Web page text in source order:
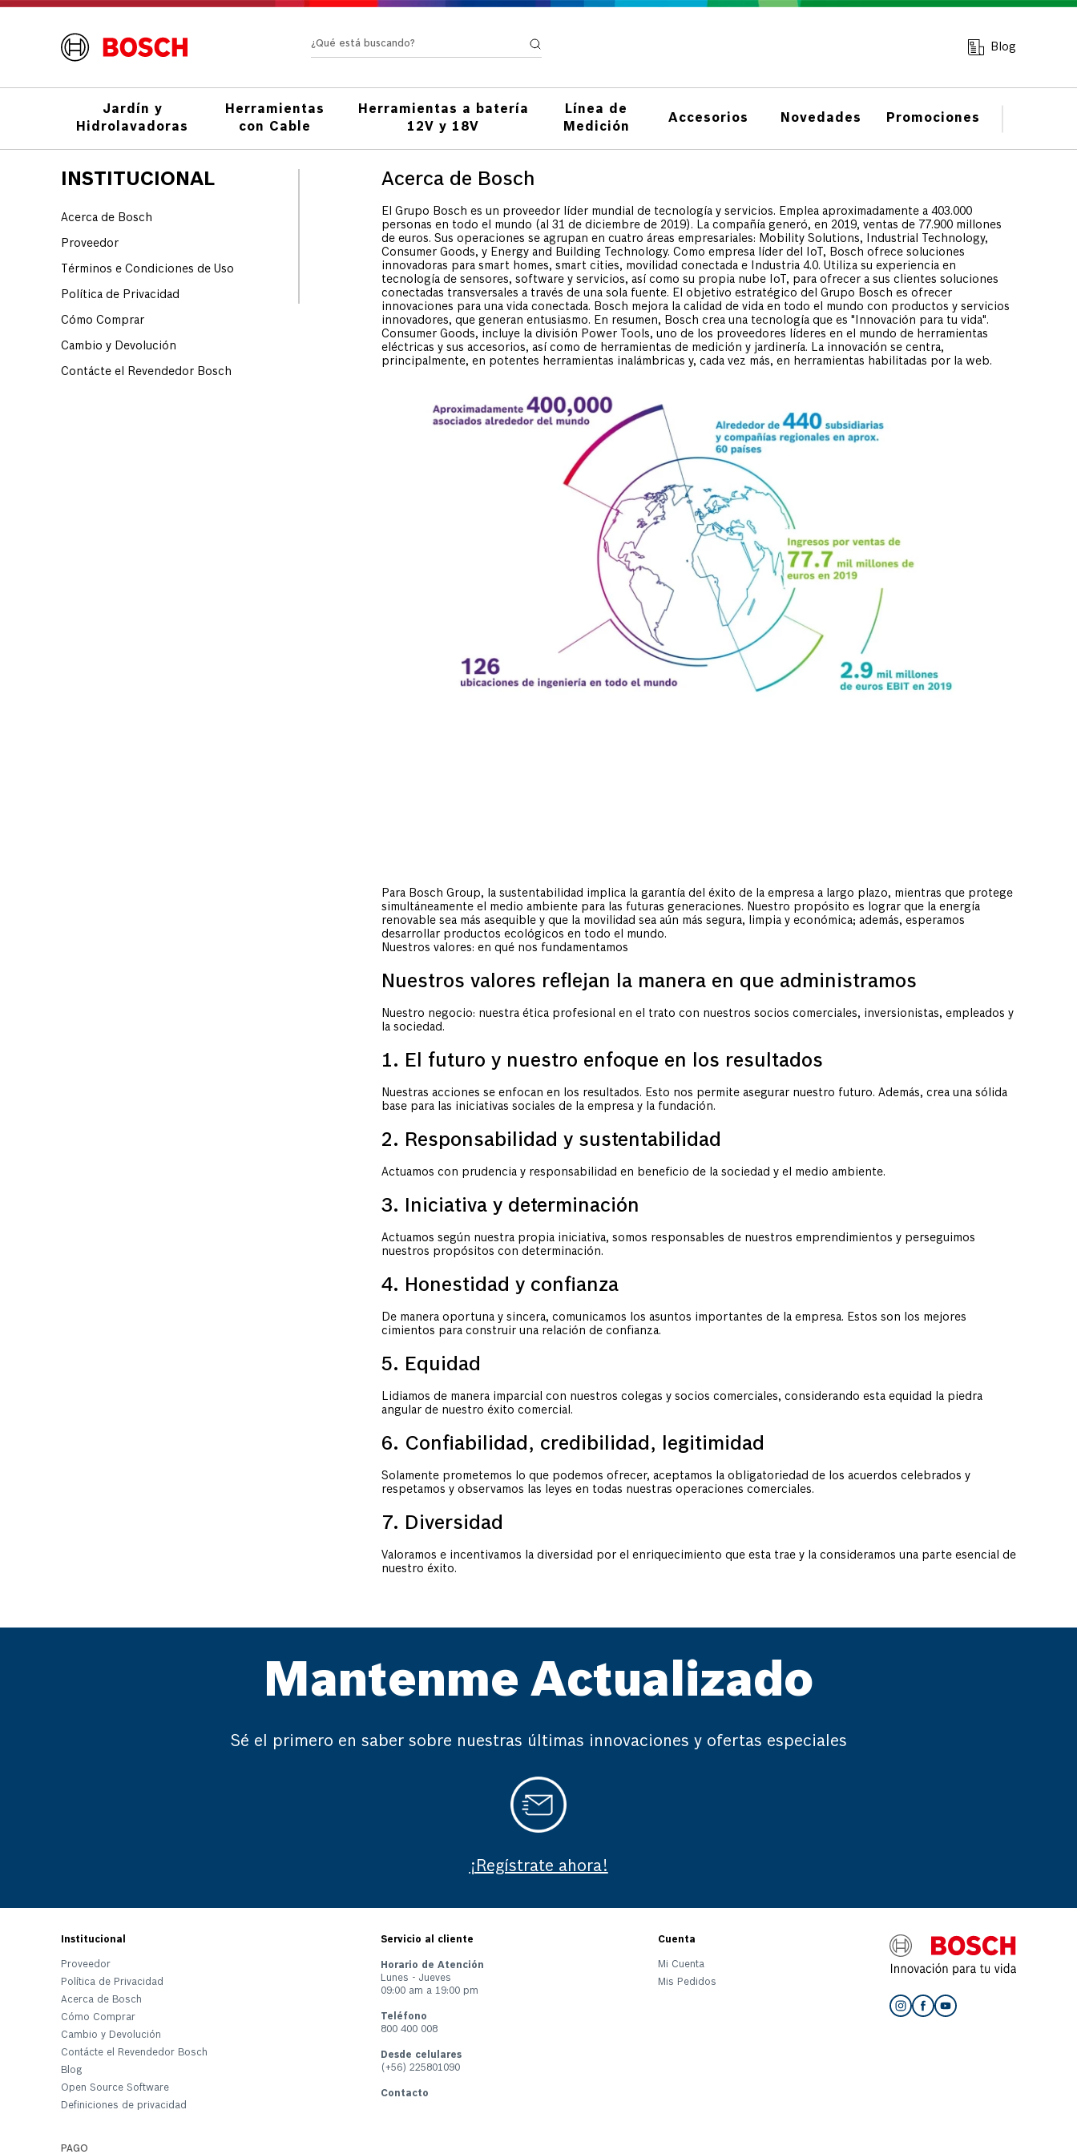
¿Qué está buscando? Blog
Jardín y
Hidrolavadoras
Herramientas
con Cable
Herramientas a batería
12V y 18V
Línea de
Medición
Accesorios Novedades Promociones
INSTITUCIONAL
Acerca de Bosch
Proveedor
Términos e Condiciones de Uso
Política de Privacidad
Cómo Comprar
Cambio y Devolución
Contácte el Revendedor Bosch
Acerca de Bosch
El Grupo Bosch es un proveedor líder mundial de tecnología y servicios. Emplea aproximadamente a 403.000
personas en todo el mundo (al 31 de diciembre de 2019). La compañía generó, en 2019, ventas de 77.900 millones
de euros. Sus operaciones se agrupan en cuatro áreas empresariales: Mobility Solutions, Industrial Technology,
Consumer Goods, y Energy and Building Technology. Como empresa líder del IoT, Bosch ofrece soluciones
innovadoras para smart homes, smart cities, movilidad conectada e Industria 4.0. Utiliza su experiencia en
tecnología de sensores, software y servicios, así como su propia nube IoT, para ofrecer a sus clientes soluciones
conectadas transversales a través de una sola fuente. El objetivo estratégico del Grupo Bosch es ofrecer
innovaciones para una vida conectada. Bosch mejora la calidad de vida en todo el mundo con productos y servicios
innovadores, que generan entusiasmo. En resumen, Bosch crea una tecnología que es "Innovación para tu vida".
Consumer Goods, incluye la división Power Tools, uno de los proveedores líderes en el mundo de herramientas
eléctricas y sus accesorios, así como de herramientas de medición y jardinería. La innovación se centra,
principalmente, en potentes herramientas inalámbricas y, cada vez más, en herramientas habilitadas por la web.
Para Bosch Group, la sustentabilidad implica la garantía del éxito de la empresa a largo plazo, mientras que protege
simultáneamente el medio ambiente para las futuras generaciones. Nuestro propósito es lograr que la energía
renovable sea más asequible y que la movilidad sea aún más segura, limpia y económica; además, esperamos
desarrollar productos ecológicos en todo el mundo.
Nuestros valores: en qué nos fundamentamos
Nuestros valores reflejan la manera en que administramos
Nuestro negocio: nuestra ética profesional en el trato con nuestros socios comerciales, inversionistas, empleados y
la sociedad.
1. El futuro y nuestro enfoque en los resultados
Nuestras acciones se enfocan en los resultados. Esto nos permite asegurar nuestro futuro. Además, crea una sólida
base para las iniciativas sociales de la empresa y la fundación.
2. Responsabilidad y sustentabilidad
Actuamos con prudencia y responsabilidad en beneficio de la sociedad y el medio ambiente.
3. Iniciativa y determinación
Actuamos según nuestra propia iniciativa, somos responsables de nuestros emprendimientos y perseguimos
nuestros propósitos con determinación.
4. Honestidad y confianza
De manera oportuna y sincera, comunicamos los asuntos importantes de la empresa. Estos son los mejores
cimientos para construir una relación de confianza.
5. Equidad
Lidiamos de manera imparcial con nuestros colegas y socios comerciales, considerando esta equidad la piedra
angular de nuestro éxito comercial.
6. Confiabilidad, credibilidad, legitimidad
Solamente prometemos lo que podemos ofrecer, aceptamos la obligatoriedad de los acuerdos celebrados y
respetamos y observamos las leyes en todas nuestras operaciones comerciales.
7. Diversidad
Valoramos e incentivamos la diversidad por el enriquecimiento que esta trae y la consideramos una parte esencial de
nuestro éxito.
Mantenme Actualizado
Sé el primero en saber sobre nuestras últimas innovaciones y ofertas especiales
¡Regístrate ahora!
Institucional
Definiciones de privacidad
Proveedor
Política de Privacidad
Acerca de Bosch
Cómo Comprar
Cambio y Devolución
Contácte el Revendedor Bosch
Blog
Open Source Software
Servicio al cliente
Horario de Atención
Lunes - Jueves
09:00 am a 19:00 pm
Teléfono
800 400 008
Desde celulares
(+56) 225801090
Contacto
Cuenta
Mi Cuenta
Mis Pedidos
PAGO